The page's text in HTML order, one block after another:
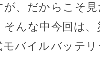
、だからこそ
んな中今回は
バイルバッテ